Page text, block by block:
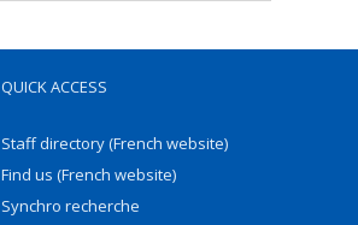
QUICK ACCESS
Staff directory (French website)
Find us (French website)
Synchro recherche